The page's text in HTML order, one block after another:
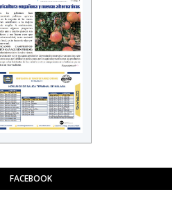
FACEBOOK